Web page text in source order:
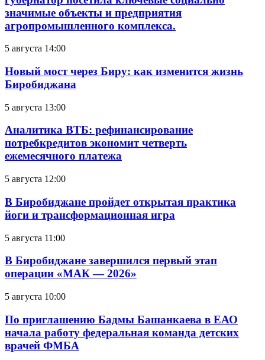
значимые объекты и предприятия
агропромышленного комплекса.
5 августа 14:00
Новый мост через Биру: как изменится жизнь
Биробиджана
5 августа 13:00
Аналитика ВТБ: рефинансирование
потребкредитов экономит четверть
ежемесячного платежа
5 августа 12:00
В Биробиджане пройдет открытая практика
йоги и трансформационная игра
5 августа 11:00
В Биробиджане завершился первый этап
операции «МАК — 2026»
5 августа 10:00
По приглашению Бадмы Башанкаева в ЕАО
начала работу федеральная команда детских
врачей ФМБА